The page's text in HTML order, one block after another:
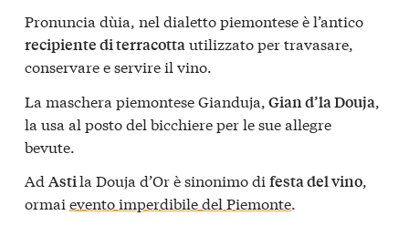
Pronuncia dùia, nel dialetto piemontese è l’antico
recipiente di terracottautilizzato per travasare,
conservare e servire il vino.
La maschera piemontese Gianduja,Gian d’la Douja,
la usa al posto del bicchiere per le sue allegre
bevute.
Ad Astila Douja d’Or è sinonimo di festa del vino,
ormai evento imperdibile del Piemonte.